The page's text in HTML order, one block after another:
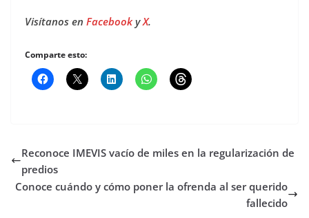
Visítanos en FacebookyX.
Comparte esto:
Reconoce IMEVIS vacío de miles en la regularización de
predios
Conoce cuándo y cómo poner la ofrenda al ser querido
fallecido